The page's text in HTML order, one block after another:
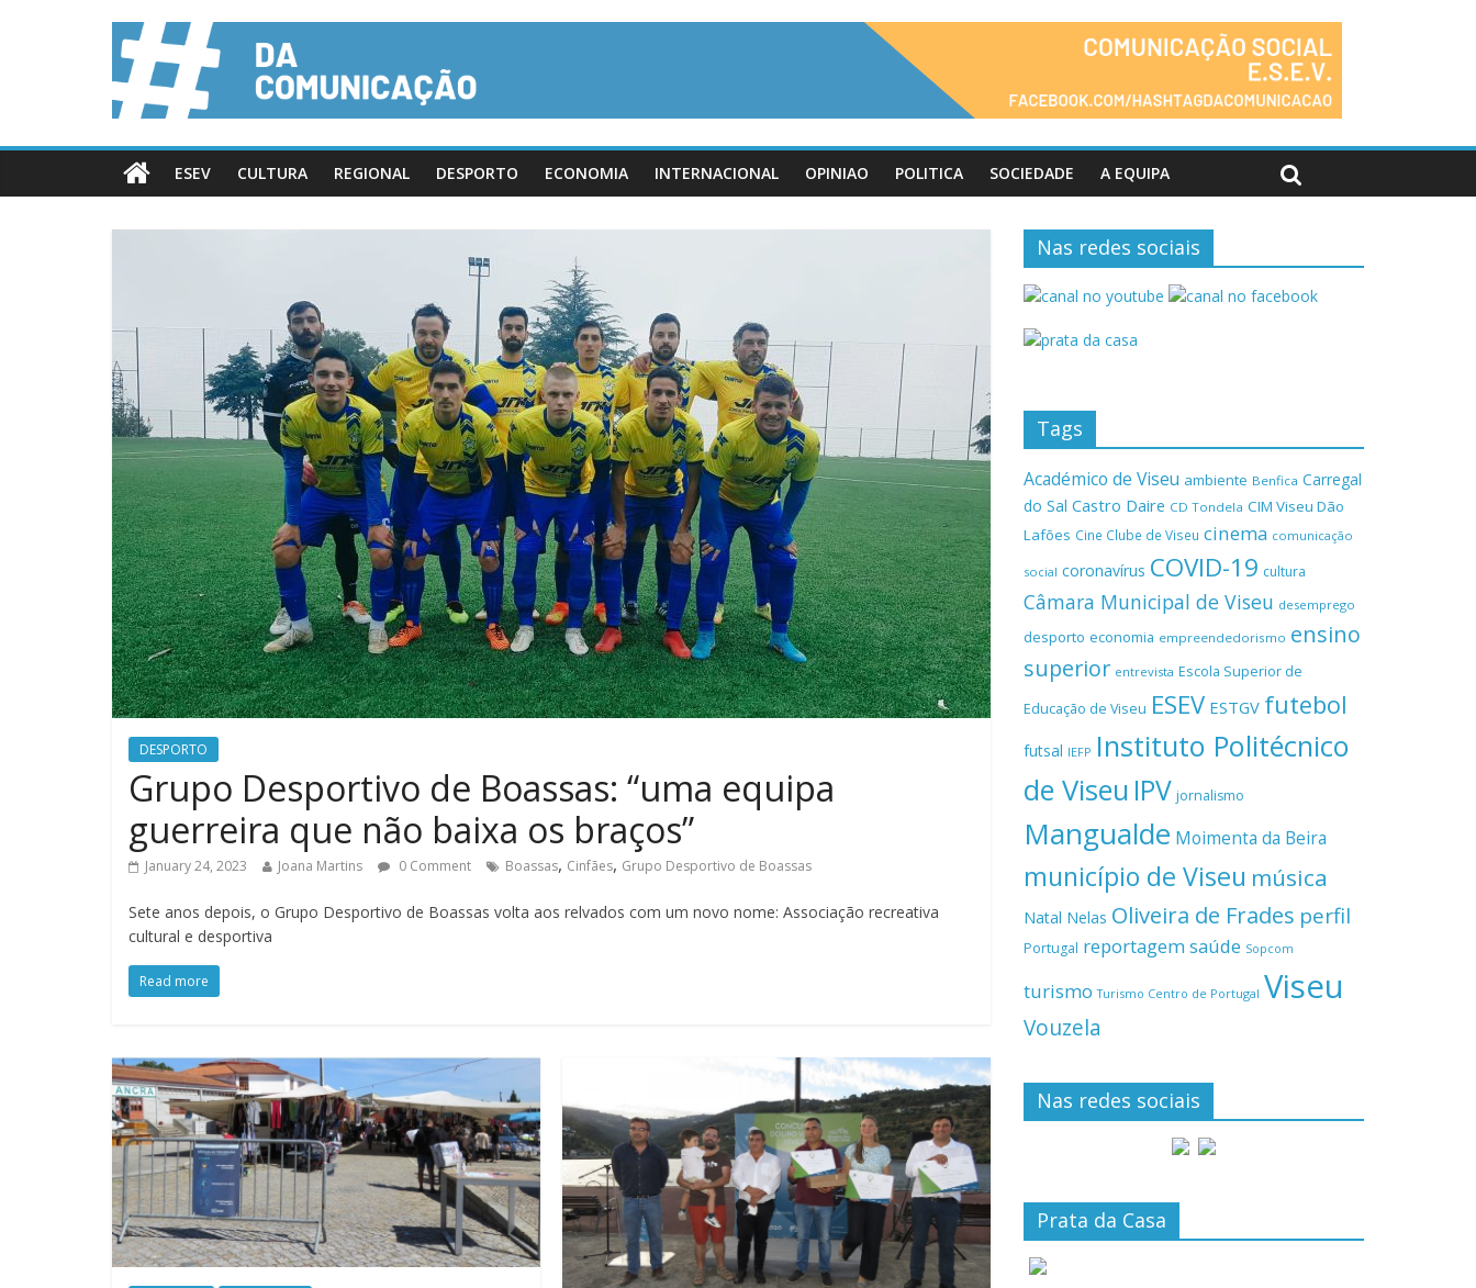
ESEV CULTURA REGIONAL DESPORTO ECONOMIA INTERNACIONAL OPINIAO POLITICA SOCIEDADE A EQUIPA
DESPORTO
Grupo Desportivo de Boassas: “uma equipa
guerreira que não baixa os braços”
January 24, 2023 Joana Martins 0 Comment Boassas, Cinfães, Grupo Desportivo de Boassas
Sete anos depois, o Grupo Desportivo de Boassas volta aos relvados com um novo nome: Associação recreativa
cultural e desportiva
Read more
Nas redes sociais
Tags
Académico de Viseu ambiente Benfica Carregal
do Sal Castro Daire CD Tondela CIM Viseu Dão
Lafões Cine Clube de Viseu cinema comunicação
social coronavírus COVID-19 cultura
Câmara Municipal de Viseu desemprego
desporto economia empreendedorismo ensino
superior entrevista Escola Superior de
Educação de Viseu ESEV ESTGV futebol
futsal IEFP Instituto Politécnico
de Viseu IPV jornalismo
Mangualde Moimenta da Beira
município de Viseu música
Natal Nelas Oliveira de Frades perfil
Portugal reportagemsaúde Sopcom
turismo Turismo Centro de Portugal Viseu
Vouzela
Nas redes sociais
Prata da Casa